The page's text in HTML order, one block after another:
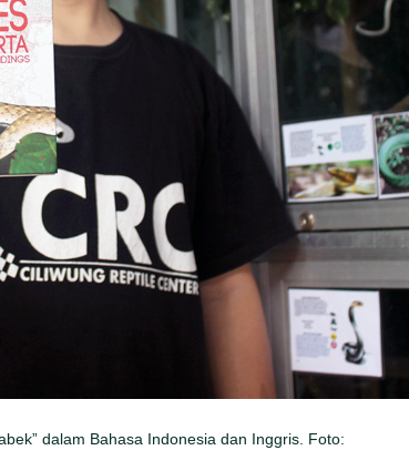
dalam Bahasa Indonesia dan Inggris. Foto: